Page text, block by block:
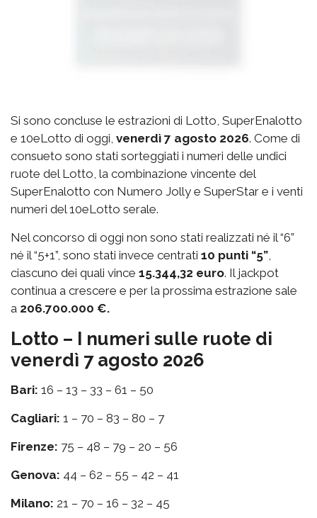
Si sono concluse le estrazioni di Lotto, SuperEnalotto
e 10eLotto di oggi, venerdì 7 agosto 2026. Come di
consueto sono stati sorteggiati i numeri delle undici
ruote del Lotto, la combinazione vincente del
SuperEnalotto con Numero Jolly e SuperStar e i venti
numeri del 10eLotto serale.
Nel concorso di oggi non sono stati realizzati né il “6”
né il “5+1”, sono stati invece centrati 10 punti “5”,
ciascuno dei quali vince 15.344,32 euro. Il jackpot
continua a crescere e per la prossima estrazione sale
a 206.700.000 €.
Lotto – I numeri sulle ruote di
venerdì 7 agosto 2026
Bari: 16 – 13 – 33 – 61 – 50
Cagliari: 1 – 70 – 83 – 80 – 7
Firenze: 75 – 48 – 79 – 20 – 56
Genova: 44 – 62 – 55 – 42 – 41
Milano: 21 – 70 – 16 – 32 – 45